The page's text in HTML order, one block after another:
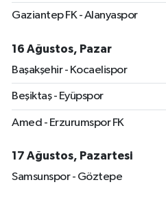
Gaziantep FK - Alanyaspor
16 Ağustos, Pazar
Başakşehir - Kocaelispor
Beşiktaş - Eyüpspor
Amed - Erzurumspor FK
17 Ağustos, Pazartesi
Samsunspor - Göztepe